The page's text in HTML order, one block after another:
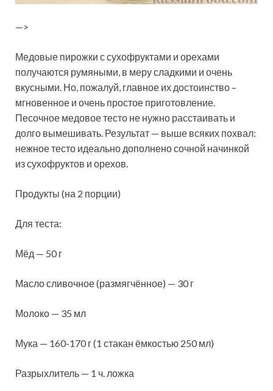
—>
Медовые пирожки с сухофруктами и орехами
получаются румяными, в меру сладкими и очень
вкусными. Но, пожалуй, главное их достоинство –
мгновенное и очень простое приготовление.
Песочное медовое тесто не нужно расстаивать и
долго вымешивать. Результат — выше всяких похвал:
нежное тесто идеально дополнено сочной начинкой
из сухофруктов и орехов.
Продукты (на 2 порции)
Для теста:
Мёд — 50 г
Масло сливочное (размягчённое) — 30 г
Молоко — 35 мл
Мука — 160-170 г (1 стакан ёмкостью 250 мл)
Разрыхлитель — 1 ч. ложка